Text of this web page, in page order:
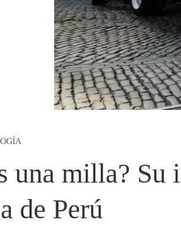
una milla? Su
de Perú